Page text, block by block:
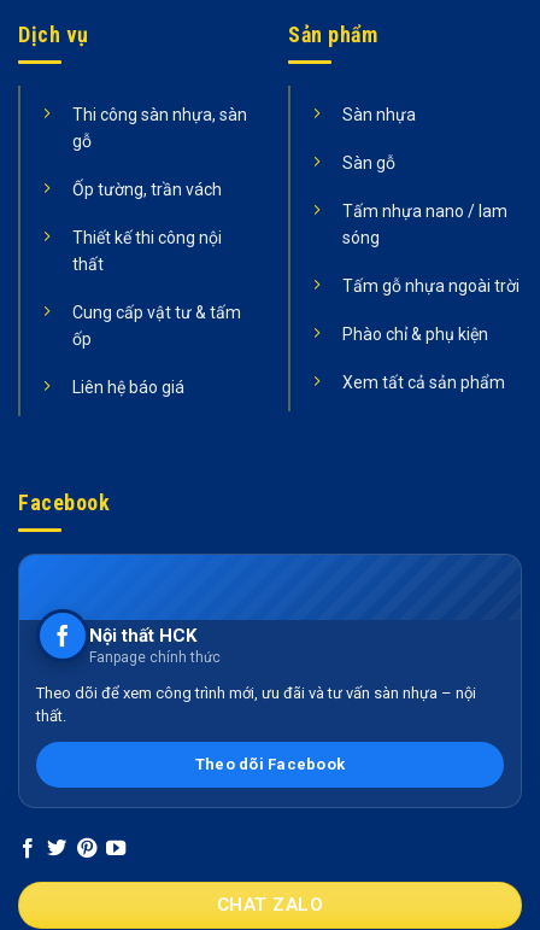
Dịch vụ
Thi công sàn nhựa, sàn
gỗ
Ốp tường, trần vách
Thiết kế thi công nội
thất
Cung cấp vật tư & tấm
ốp
Liên hệ báo giá
Sản phẩm
Sàn nhựa
Sàn gỗ
Tấm nhựa nano / lam
sóng
Tấm gỗ nhựa ngoài trời
Phào chỉ & phụ kiện
Xem tất cả sản phẩm
Facebook
Nội thất HCK
Fanpage chính thức
Theo dõi để xem công trình mới, ưu đãi và tư vấn sàn nhựa – nội
thất.
Theo dõi Facebook
CHAT ZALO